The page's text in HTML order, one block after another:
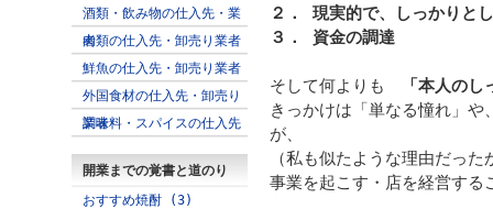
酒類・飲み物の仕入先・業
者
肉類の仕入先・卸売り業者
鮮魚の仕入先・卸売り業者
外国食材の仕入先・卸売り
業者
調味料・スパイスの仕入先
開業までの覚書と道のり
おすすめ焼酎 (3)
２． 現実的で、しっかりと
３． 資金の調達
そして何よりも
「本人の
きっかけは「単なる憧れ」
が、
（私も似たような理由だっ
事業を起こす・店を経営する